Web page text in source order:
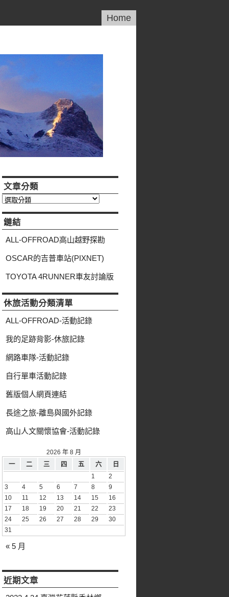
Home
文章分類
文
分
類
鏈結
ALL-OFFROAD高山越野探勘
OSCAR的吉普車站(PIXNET)
TOYOTA 4RUNNER車友討論版
休旅活動分類清單
ALL-OFFROAD-活動記錄
我的足跡背影-休旅記錄
網路車隊-活動記錄
自行單車活動記錄
舊版個人網頁連結
長途之旅-離島與國外記錄
高山人文關懷協會-活動記錄
2026 年 8 月
一
二 三 四 五 六
日
1
2
3
4 5 6 7 8
9
10
11 12 13 14 15
16
17
18 19 20 21 22
23
24
25 26 27 28 29
30
31
« 5 月
近期文章